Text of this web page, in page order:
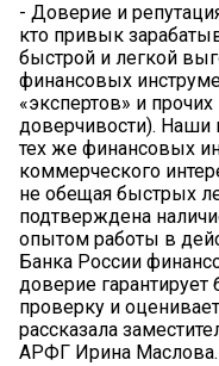
- Доверие и
кто привык
быстрой и легкой
финансовых
«экспертов» и
доверчивости). Наши
тех же финансовых
коммерческого
не обещая быстрых
подтверждена
опытом работы в
Банка России
доверие
проверку и
рассказала
АРФГ Ирина Маслова.